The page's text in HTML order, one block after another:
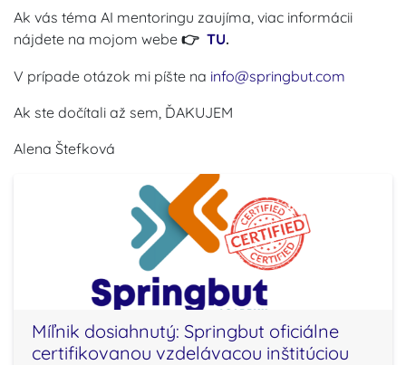
Ak vás téma AI mentoringu zaujíma, viac informácii
nájdete na mojom webe 👉 TU.
V prípade otázok mi píšte na info@springbut.com
Ak ste dočítali až sem, ĎAKUJEM
Alena Štefková
Míľnik dosiahnutý: Springbut oficiálne
certifikovanou vzdelávacou inštitúciou